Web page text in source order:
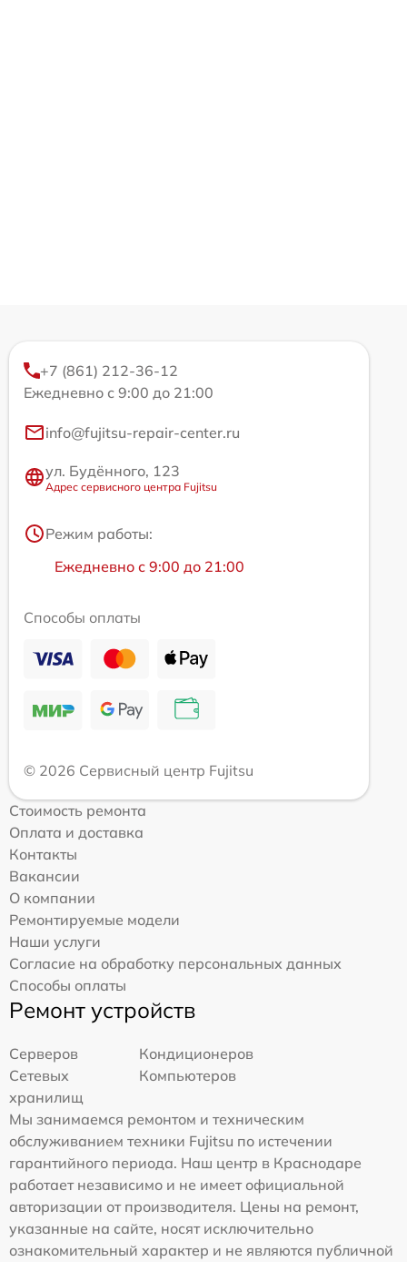
+7 (861) 212-36-12
Ежедневно с 9:00 до 21:00
info@fujitsu-repair-center.ru
ул. Будённого, 123
Адрес сервисного центра Fujitsu
Режим работы:
Ежедневно с 9:00 до 21:00
Способы оплаты
© 2026 Сервисный центр Fujitsu
Стоимость ремонта
Оплата и доставка
Контакты
Вакансии
О компании
Ремонтируемые модели
Наши услуги
Согласие на обработку персональных данных
Способы оплаты
Ремонт устройств
Серверов
Кондиционеров
Сетевых
хранилищ
Компьютеров
Мы занимаемся ремонтом и техническим
обслуживанием техники Fujitsu по истечении
гарантийного периода. Наш центр в Краснодаре
работает независимо и не имеет официальной
авторизации от производителя. Цены на ремонт,
указанные на сайте, носят исключительно
ознакомительный характер и не являются публичной